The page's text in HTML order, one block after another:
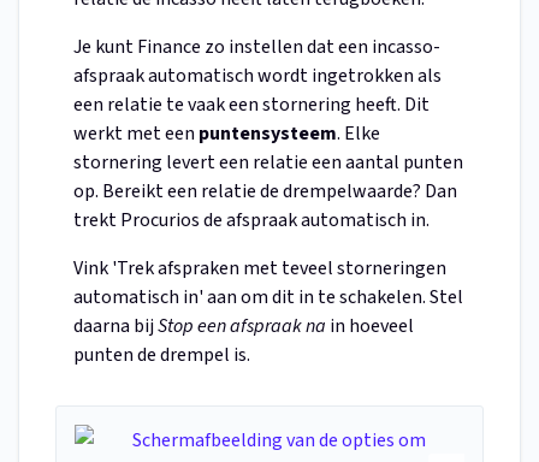
Je kunt Finance zo instellen dat een incasso-
afspraak automatisch wordt ingetrokken als
een relatie te vaak een stornering heeft. Dit
werkt met een puntensysteem. Elke
stornering levert een relatie een aantal punten
op. Bereikt een relatie de drempelwaarde? Dan
trekt Procurios de afspraak automatisch in.
Vink 'Trek afspraken met teveel storneringen
automatisch in' aan om dit in te schakelen. Stel
daarna bijStop een afspraak na in hoeveel
punten de drempel is.